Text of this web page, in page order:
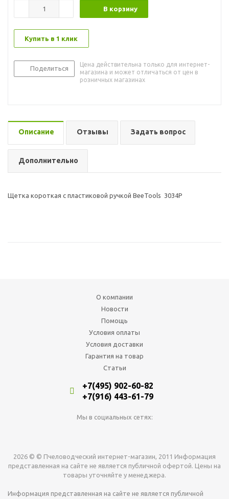
В корзину
Купить в 1 клик
Поделиться
Цена действительна только для интернет-
магазина и может отличаться от цен в
розничных магазинах
Описание Отзывы Задать вопрос
Дополнительно
Щетка короткая с пластиковой ручкой BeeTools 3034P
О компании
Новости
Помощь
Условия оплаты
Условия доставки
Гарантия на товар
Статьи
+7(495) 902-60-82
+7(916) 443-61-79
Мы в социальных сетях:
2026 © © Пчеловодческий интернет-магазин, 2011 Информация
представленная на сайте не является публичной офертой. Цены на
товары уточняйте у менеджера.
Информация представленная на сайте не является публичной